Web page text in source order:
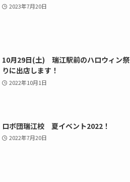
2023年7月20日
10月29日(土) 瑞江駅前のハロウィン祭
りに出店します！
2022年10月1日
ロボ団瑞江校 夏イベント2022！
2022年7月20日